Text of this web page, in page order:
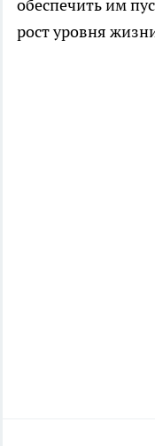
обеспечить им
рост уровня